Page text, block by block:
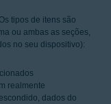
tipos de itens são
ou ambas as seções,
no seu dispositivo):
realmente
dados do